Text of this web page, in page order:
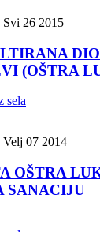
Svi 26 2015
(OŠTRA
sela
Velj 07 2014
OŠTRA
SANACIJU